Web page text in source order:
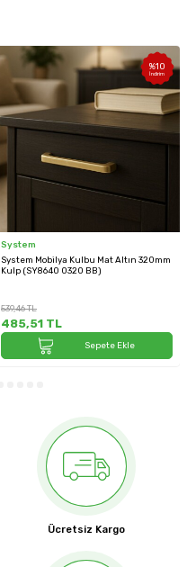
%10
İndirim
System
System Mobilya Kulbu Mat Altın 320mm
Kulp (SY8640 0320 BB)
539,46TL
485,51TL
Sepete Ekle
Ücretsiz Kargo